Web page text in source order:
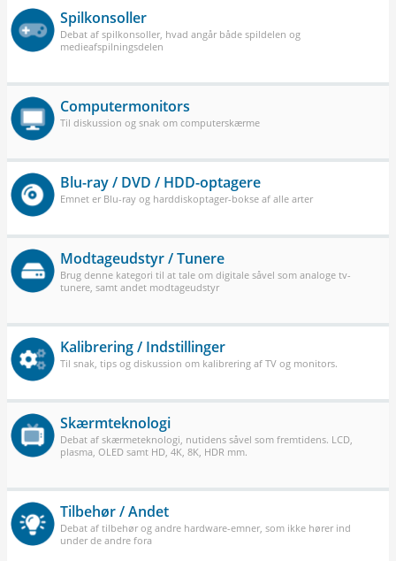
Spilkonsoller
Debat af spilkonsoller, hvad angår både spildelen og
medieafspilningsdelen
Computermonitors
Til diskussion og snak om computerskærme
Blu-ray / DVD / HDD-optagere
Emnet er Blu-ray og harddiskoptager-bokse af alle arter
Modtageudstyr / Tunere
Brug denne kategori til at tale om digitale såvel som analoge tv-
tunere, samt andet modtageudstyr
Kalibrering / Indstillinger
Til snak, tips og diskussion om kalibrering af TV og monitors.
Skærmteknologi
Debat af skærmeteknologi, nutidens såvel som fremtidens. LCD,
plasma, OLED samt HD, 4K, 8K, HDR mm.
Tilbehør / Andet
Debat af tilbehør og andre hardware-emner, som ikke hører ind
under de andre fora